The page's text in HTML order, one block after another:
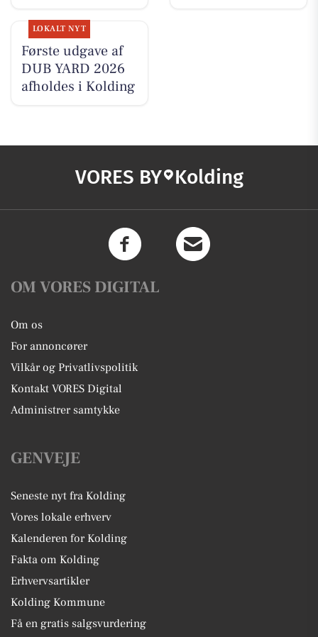
LOKALT NYT
Første udgave af
DUB YARD 2026
afholdes i Kolding
VORES BY Kolding
OM VORES DIGITAL
Om os
For annoncører
Vilkår og Privatlivspolitik
Kontakt VORES Digital
Administrer samtykke
GENVEJE
Seneste nyt fra Kolding
Vores lokale erhverv
Kalenderen for Kolding
Fakta om Kolding
Erhvervsartikler
Kolding Kommune
Få en gratis salgsvurdering